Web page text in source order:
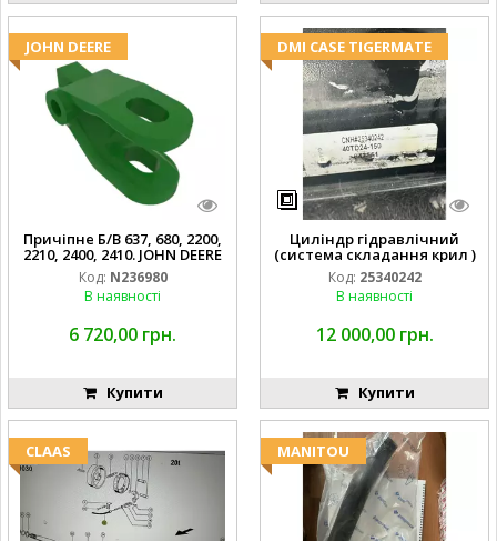
JOHN DEERE
Причіпне Б/В 637, 680, 2200,
2210, 2400, 2410. JOHN DEERE
Код: N236980
В наявності
6 720,00 грн.
Купити
DMI CASE TIGERMATE
Циліндр гідравлічний
(система складання крил )
Код: 25340242
В наявності
12 000,00 грн.
Купити
CLAAS MANITOU